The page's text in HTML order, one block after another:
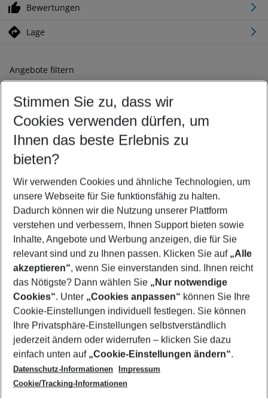
Bewertungen
Lage
Angebote filtern
Ändern Sie Ihre Kriterien nach Ihren Wünschen
Abflughafen wählen
Beliebiger Abflughafen
Reisezeitraum wählen
10.08.26– 08.08.27 5-8 Nächte
2 Erwachsene Keine Kinder
Mehr Filter anzeigen
Footer
Footer navigation
Über uns
AGB
Cookie-Einstellungen ändern
Cookie-Richtlinie
Datenschutz
Service & Hilfe
Barrierefreies Reisen
Check-in
Folgen Sie uns
Stimmen Sie zu, dass wir
Cookies verwenden dürfen, um
Ihnen das beste Erlebnis zu
bieten?
Wir verwenden Cookies und ähnliche Technologien, um
unsere Webseite für Sie funktionsfähig zu halten.
Dadurch können wir die Nutzung unserer Plattform
verstehen und verbessern, Ihnen Support bieten sowie
Inhalte, Angebote und Werbung anzeigen, die für Sie
relevant sind und zu Ihnen passen. Klicken Sie auf „Alle
akzeptieren“, wenn Sie einverstanden sind. Ihnen reicht
das Nötigste? Dann wählen Sie „Nur notwendige
Cookies“. Unter „Cookies anpassen“ können Sie Ihre
Cookie-Einstellungen individuell festlegen. Sie können
Ihre Privatsphäre-Einstellungen selbstverständlich
jederzeit ändern oder widerrufen – klicken Sie dazu
einfach unten auf „Cookie-Einstellungen ändern“.
Datenschutz-Informationen
Impressum
Cookie/Tracking-Informationen